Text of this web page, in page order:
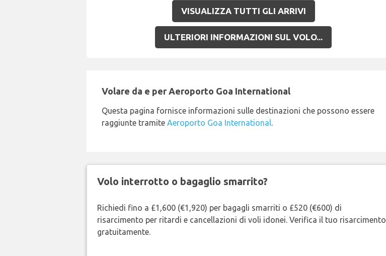
VISUALIZZA TUTTI GLI ARRIVI
ULTERIORI INFORMAZIONI SUL VOLO...
Volare da e per Aeroporto Goa International
Questa pagina fornisce informazioni sulle destinazioni che possono essere
raggiunte tramite Aeroporto Goa International.
Volo interrotto o bagaglio smarrito?
Richiedi fino a £1,600 (€1,920) per bagagli smarriti o £520 (€600) di
risarcimento per ritardi e cancellazioni di voli idonei. Verifica il tuo risarcimento
gratuitamente.